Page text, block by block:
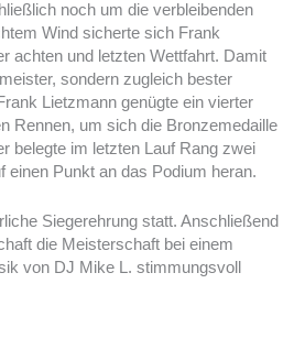
noch um die verbleibenden
Wind sicherte sich Frank
achten und letzten Wettfahrt. Damit
sondern zugleich bester
Lietzmann genügte ein vierter
Rennen, um sich die Bronzemedaille
belegte im letzten Lauf Rang zwei
einen Punkt an das Podium heran.
Siegerehrung statt. Anschließend
die Meisterschaft bei einem
von DJ Mike L. stimmungsvoll